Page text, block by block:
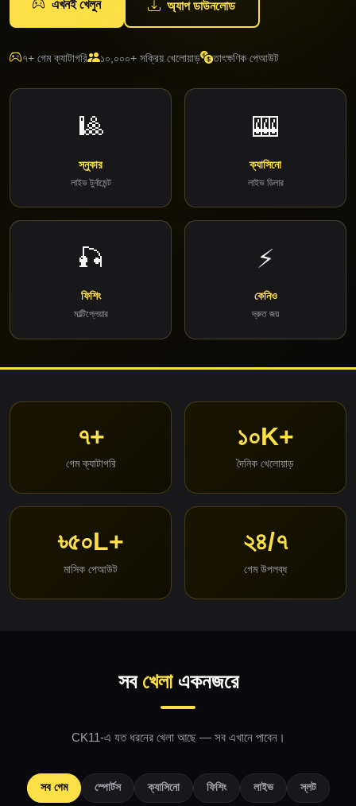
এখনই খেলুন অ্যাপ ডাউনলোড
৭+ গেম ক্যাটাগরি ১০,০০০+ সক্রিয় খেলোয়াড় তাৎক্ষণিক পেআউট
🎱
স্নুকার
লাইভ টুর্নামেন্ট
🎰
ক্যাসিনো
লাইভ ডিলার
🎣
ফিশিং
মাল্টিপ্লেয়ার
⚡
কেনিও
দ্রুত জয়
৭+
গেম ক্যাটাগরি
১০K+
দৈনিক খেলোয়াড়
৳৫০L+
মাসিক পেআউট
২৪/৭
গেম উপলব্ধ
সব খেলাএকনজরে
CK11-এ যত ধরনের খেলা আছে — সব এখানে পাবেন।
সব গেম স্পোর্টস ক্যাসিনো ফিশিং লাইভ স্লট